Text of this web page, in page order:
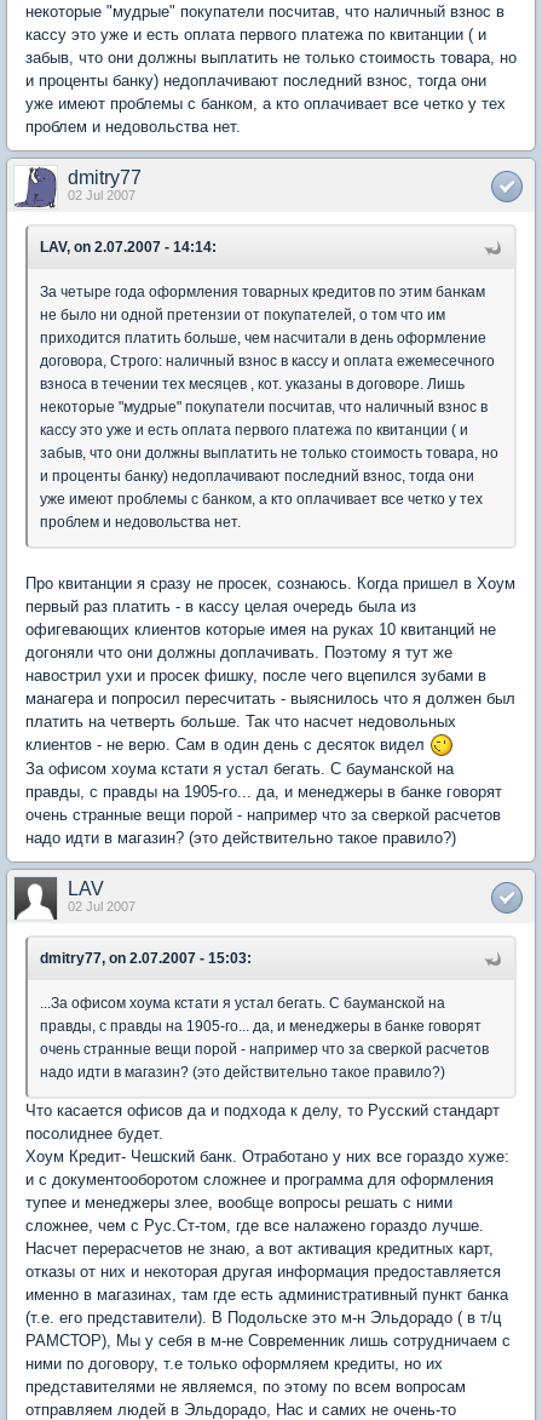
некоторые "мудрые" покупатели посчитав, что наличный взнос в
кассу это уже и есть оплата первого платежа по квитанции ( и
забыв, что они должны выплатить не только стоимость товара, но
и проценты банку) недоплачивают последний взнос, тогда они
уже имеют проблемы с банком, а кто оплачивает все четко у тех
проблем и недовольства нет.
dmitry77
02 Jul 2007
LAV, on 2.07.2007 - 14:14:
За четыре года оформления товарных кредитов по этим банкам
не было ни одной претензии от покупателей, о том что им
приходится платить больше, чем насчитали в день оформление
договора, Строго: наличный взнос в кассу и оплата ежемесечного
взноса в течении тех месяцев , кот. указаны в договоре. Лишь
некоторые "мудрые" покупатели посчитав, что наличный взнос в
кассу это уже и есть оплата первого платежа по квитанции ( и
забыв, что они должны выплатить не только стоимость товара, но
и проценты банку) недоплачивают последний взнос, тогда они
уже имеют проблемы с банком, а кто оплачивает все четко у тех
проблем и недовольства нет.
Про квитанции я сразу не просек, сознаюсь. Когда пришел в Хоум
первый раз платить - в кассу целая очередь была из
офигевающих клиентов которые имея на руках 10 квитанций не
догоняли что они должны доплачивать. Поэтому я тут же
навострил ухи и просек фишку, после чего вцепился зубами в
манагера и попросил пересчитать - выяснилось что я должен был
платить на четверть больше. Так что насчет недовольных
клиентов - не верю. Сам в один день с десяток видел
За офисом хоума кстати я устал бегать. С бауманской на
правды, с правды на 1905-го... да, и менеджеры в банке говорят
очень странные вещи порой - например что за сверкой расчетов
надо идти в магазин? (это действительно такое правило?)
LAV
02 Jul 2007
dmitry77, on 2.07.2007 - 15:03:
...За офисом хоума кстати я устал бегать. С бауманской на
правды, с правды на 1905-го... да, и менеджеры в банке говорят
очень странные вещи порой - например что за сверкой расчетов
надо идти в магазин? (это действительно такое правило?)
Что касается офисов да и подхода к делу, то Русский стандарт
посолиднее будет.
Хоум Кредит- Чешский банк. Отработано у них все гораздо хуже:
и с документооборотом сложнее и программа для оформления
тупее и менеджеры злее, вообще вопросы решать с ними
сложнее, чем с Рус.Ст-том, где все налажено гораздо лучше.
Насчет перерасчетов не знаю, а вот активация кредитных карт,
отказы от них и некоторая другая информация предоставляется
именно в магазинах, там где есть административный пункт банка
(т.е. его представители). В Подольске это м-н Эльдорадо ( в т/ц
РАМСТОР), Мы у себя в м-не Современник лишь сотрудничаем с
ними по договору, т.е только оформляем кредиты, но их
представителями не являемся, по этому по всем вопросам
отправляем людей в Эльдорадо, Нас и самих не очень-то